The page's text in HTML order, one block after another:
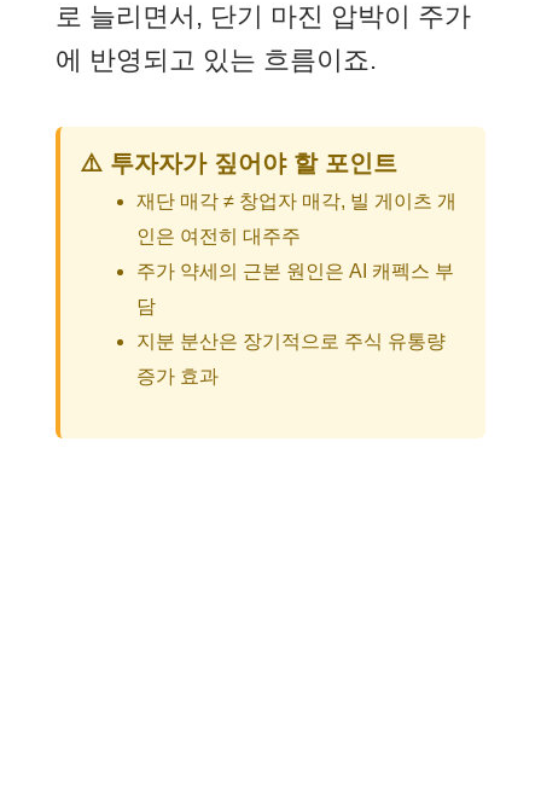
로 늘리면서, 단기 마진 압박이 주가
에 반영되고 있는 흐름이죠.
⚠️ 투자자가 짚어야 할 포인트
재단 매각 ≠ 창업자 매각, 빌 게이츠 개
인은 여전히 대주주
주가 약세의 근본 원인은 AI 캐펙스 부
담
지분 분산은 장기적으로 주식 유통량
증가 효과